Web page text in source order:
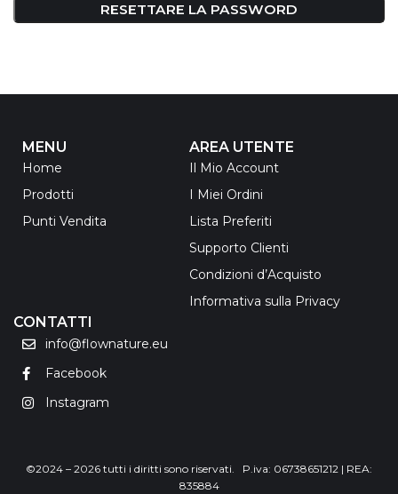
RESETTARE LA PASSWORD
CONTATTI
info@flownature.eu
Facebook
Instagram
MENU
Home
Prodotti
Punti Vendita
AREA UTENTE
Il Mio Account
I Miei Ordini
Lista Preferiti
Supporto Clienti
Condizioni d’Acquisto
Informativa sulla Privacy
©2024 – 2026 tutti i diritti sono riservati. P.iva: 06738651212 | REA:
835884